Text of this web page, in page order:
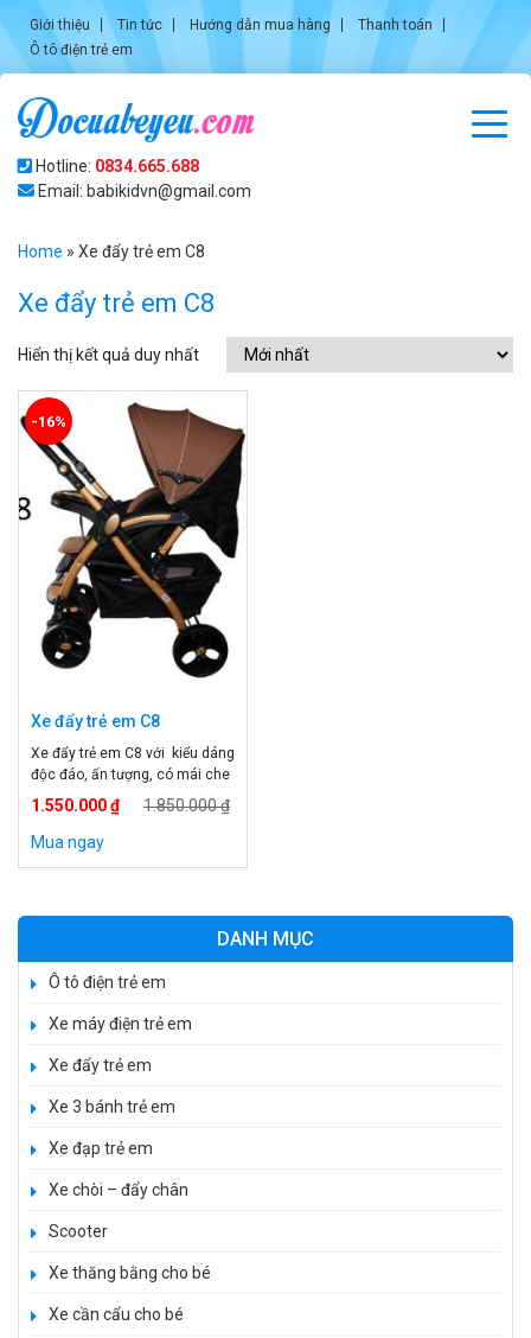
Giới thiệu Tin tức Hướng dẫn mua hàng
Thanh toán
Ô tô điện trẻ em
Hotline: 0834.665.688
Email: babikidvn@gmail.com
Home » Xe đẩy trẻ em C8
Xe đẩy trẻ em C8
Hiển thị kết quả duy nhất
Xe đẩy trẻ em C8
Xe đẩy trẻ em C8 với kiểu dáng
độc đáo, ấn tượng, có mái che
dùng bảo vệ mưa nắng tránh
khói bụi cho bé. Xe có hệ thống
phanh và dây đai an toàn cho
1.550.000 ₫
1.850.000 ₫
Mua ngay
-16%
DANH MỤC
Ô tô điện trẻ em
Xe máy điện trẻ em
Xe đẩy trẻ em
Xe 3 bánh trẻ em
Xe đạp trẻ em
Xe chòi – đẩy chân
Scooter
Xe thăng bằng cho bé
Xe cần cẩu cho béXe 3 bánh đạp trẻ em FE-188